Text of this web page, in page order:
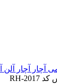
آچار آچار آلن